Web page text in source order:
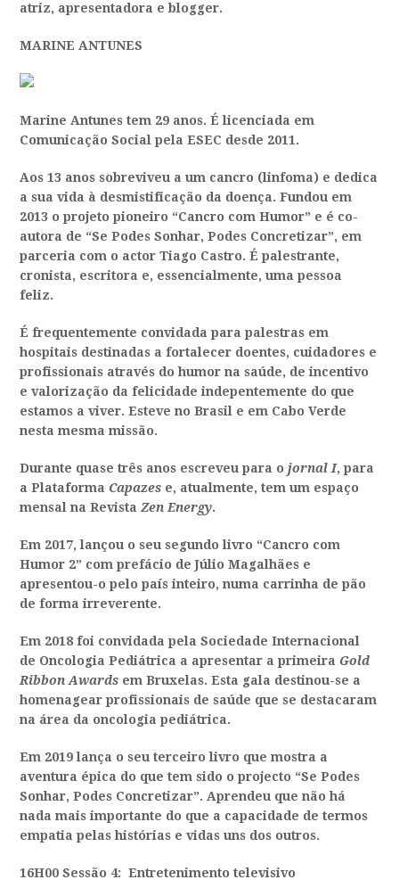
atriz, apresentadora e blogger.
MARINE ANTUNES
Marine Antunes tem 29 anos. É licenciada em
Comunicação Social pela ESEC desde 2011.
Aos 13 anos sobreviveu a um cancro (linfoma) e dedica
a sua vida à desmistificação da doença. Fundou em
2013 o projeto pioneiro “Cancro com Humor” e é co-
autora de “Se Podes Sonhar, Podes Concretizar”, em
parceria com o actor Tiago Castro. É palestrante,
cronista, escritora e, essencialmente, uma pessoa
feliz.
É frequentemente convidada para palestras em
hospitais destinadas a fortalecer doentes, cuidadores e
profissionais através do humor na saúde, de incentivo
e valorização da felicidade indepentemente do que
estamos a viver. Esteve no Brasil e em Cabo Verde
nesta mesma missão.
Durante quase três anos escreveu para ojornal I, para
a Plataforma Capazes e, atualmente, tem um espaço
mensal na RevistaZen Energy.
Em 2017, lançou o seu segundo livro “Cancro com
Humor 2” com prefácio de Júlio Magalhães e
apresentou-o pelo país inteiro, numa carrinha de pão
de forma irreverente.
Em 2018 foi convidada pela Sociedade Internacional
de Oncologia Pediátrica a apresentar a primeira Gold
Ribbon Awards em Bruxelas. Esta gala destinou-se a
homenagear profissionais de saúde que se destacaram
na área da oncologia pediátrica.
Em 2019 lança o seu terceiro livro que mostra a
aventura épica do que tem sido o projecto “Se Podes
Sonhar, Podes Concretizar”. Aprendeu que não há
nada mais importante do que a capacidade de termos
empatia pelas histórias e vidas uns dos outros.
16H00 Sessão 4:Entretenimento televisivo